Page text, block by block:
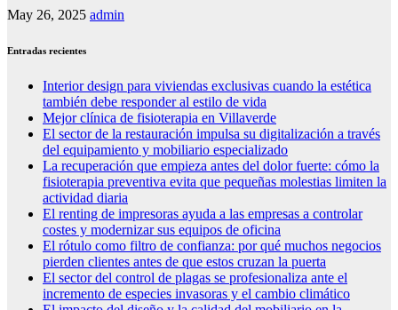
May 26, 2025 admin
Entradas recientes
Interior design para viviendas exclusivas cuando la estética
también debe responder al estilo de vida
Mejor clínica de fisioterapia en Villaverde
El sector de la restauración impulsa su digitalización a través
del equipamiento y mobiliario especializado
La recuperación que empieza antes del dolor fuerte: cómo la
fisioterapia preventiva evita que pequeñas molestias limiten la
actividad diaria
El renting de impresoras ayuda a las empresas a controlar
costes y modernizar sus equipos de oficina
El rótulo como filtro de confianza: por qué muchos negocios
pierden clientes antes de que estos cruzan la puerta
El sector del control de plagas se profesionaliza ante el
incremento de especies invasoras y el cambio climático